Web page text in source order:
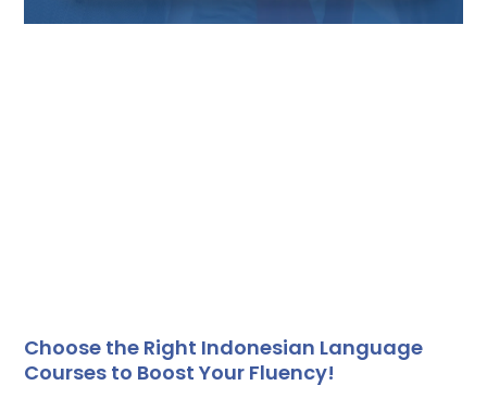
Choose the Right Indonesian Language
Courses to Boost Your Fluency!